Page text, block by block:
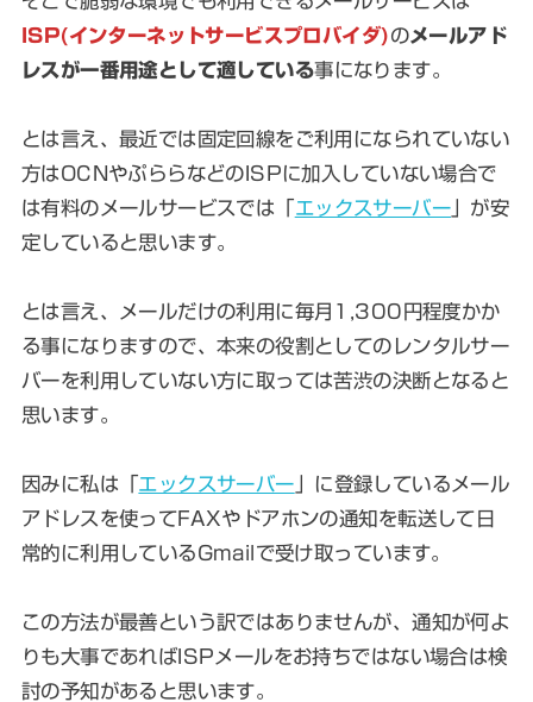
ISP(インターネットサービスプロバイダ)のメールアド
レスが一番用途として適している事になります。
とは言え、最近では固定回線をご利用になられていない
方はOCNやぷららなどのISPに加入していない場合で
は有料のメールサービスでは「エックスサーバー」が安
定していると思います。
とは言え、メールだけの利用に毎月1,300円程度かか
る事になりますので、本来の役割としてのレンタルサー
バーを利用していない方に取っては苦渋の決断となると
思います。
因みに私は「エックスサーバー 」に登録しているメール
アドレスを使ってFAXやドアホンの通知を転送して日
常的に利用しているGmailで受け取っています。
この方法が最善という訳ではありませんが、通知が何よ
りも大事であればISPメールをお持ちではない場合は検
討の予知があると思います。